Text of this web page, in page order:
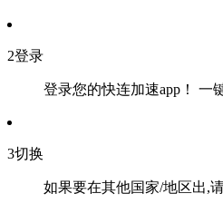
2登录
登录您的快连加速app！ 一
3切换
如果要在其他国家/地区出,